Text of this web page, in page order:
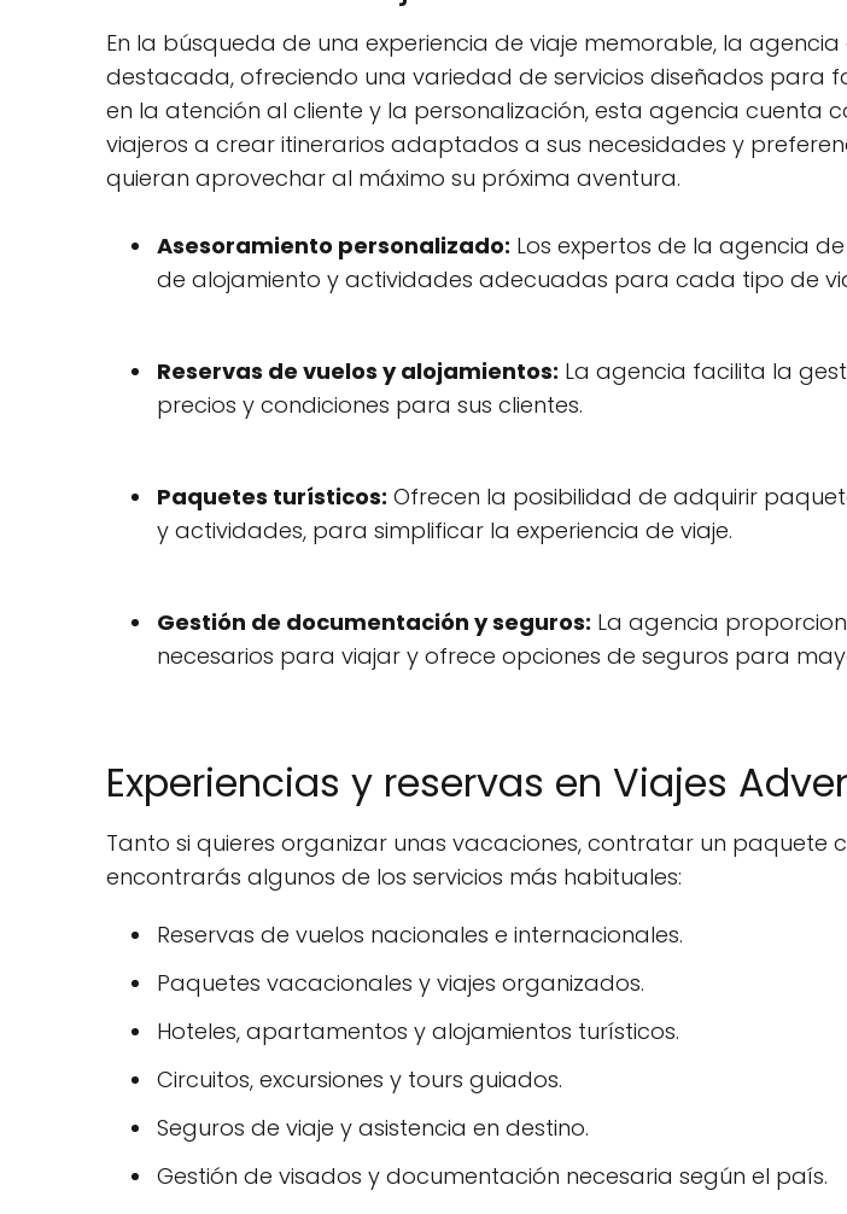
En la búsqueda de una experiencia de viaje memorable, la
destacada, ofreciendo una variedad de servicios diseñados para
en la atención al cliente y la personalización, esta agencia cuenta
viajeros a crear itinerarios adaptados a sus necesidades y
quieran aprovechar al máximo su próxima aventura.
Asesoramiento personalizado: Los expertos de la agencia
de alojamiento y actividades adecuadas para cada tipo de
Reservas de vuelos y alojamientos: La agencia facilita la
precios y condiciones para sus clientes.
Paquetes turísticos: Ofrecen la posibilidad de adquirir
y actividades, para simplificar la experiencia de viaje.
Gestión de documentación y seguros: La agencia
necesarios para viajar y ofrece opciones de seguros para
Experiencias y reservas en Viajes
Tanto si quieres organizar unas vacaciones, contratar un
encontrarás algunos de los servicios más habituales:
Reservas de vuelos nacionales e internacionales.
Paquetes vacacionales y viajes organizados.
Hoteles, apartamentos y alojamientos turísticos.
Circuitos, excursiones y tours guiados.
Seguros de viaje y asistencia en destino.
Gestión de visados y documentación necesaria según el país.